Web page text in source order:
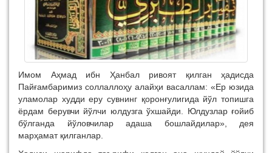
Имом Аҳмад ибн Ҳанбал ривоят қилган ҳадисда
Пайғамбаримиз соллаллоҳу алайҳи васаллам: «Ер юзида
уламолар худди еру сувнинг қоронғулигида йўл топишга
ёрдам берувчи йўлчи юлдузга ўхшайди. Юлдузлар ғойиб
бўлганда йўловчилар адаша бошлайдилар», дея
марҳамат қилганлар.